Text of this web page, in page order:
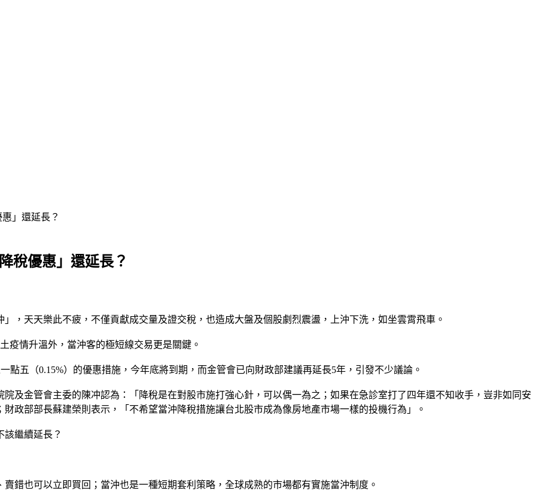
」還延長？
稅優惠」還延長？
，天天樂此不疲，不僅貢獻成交量及證交稅，也造成大盤及個股劇烈震盪，上沖下洗，如坐雲霄飛車。
疫情升溫外，當沖客的極短線交易更是關鍵。
點五（0.15%）的優惠措施，今年底將到期，而金管會已向財政部建議再延長5年，引發不少議論。
及金管會主委的陳冲認為：「降稅是在對股市施打強心針，可以偶一為之；如果在急診室打了四年還不知收手，豈非如同安
政部部長蘇建榮則表示，「不希望當沖降稅措施讓台北股市成為像房地產市場一樣的投機行為」。
繼續延長？
錯也可以立即買回；當沖也是一種短期套利策略，全球成熟的市場都有實施當沖制度。